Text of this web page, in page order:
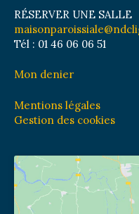
RÉSERVER UNE SALLE
Tél : 01 46 06 06 51
Mon denier
Mentions légales
Gestion des cookies